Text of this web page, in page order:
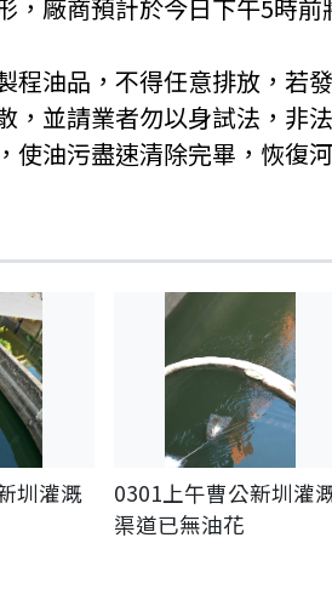
廠商預計於今日下午5時前
程油品，不得任意排放，若
，並請業者勿以身試法，非
油污盡速清除完畢，恢復
圳灌溉
0301上午曹公新圳灌
渠道已無油花